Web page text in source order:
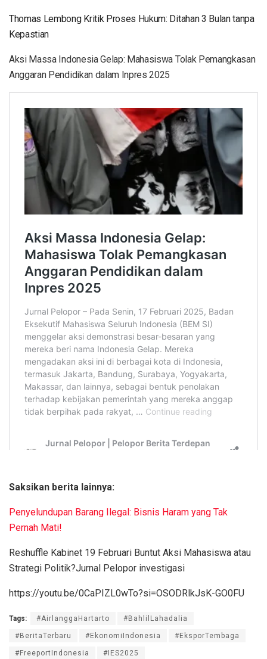
Thomas Lembong Kritik Proses Hukum: Ditahan 3 Bulan tanpa
Kepastian
Aksi Massa Indonesia Gelap: Mahasiswa Tolak Pemangkasan
Anggaran Pendidikan dalam Inpres 2025
Saksikan berita lainnya:
Penyelundupan Barang Ilegal: Bisnis Haram yang Tak
Pernah Mati!
Reshuffle Kabinet 19 Februari Buntut Aksi Mahasiswa atau
Strategi Politik?Jurnal Pelopor investigasi
https://youtu.be/0CaPIZL0wTo?si=OSODRlkJsK-GO0FU
Tags: #AirlanggaHartarto #BahlilLahadalia
#BeritaTerbaru #EkonomiIndonesia #EksporTembaga
#FreeportIndonesia #IES2025